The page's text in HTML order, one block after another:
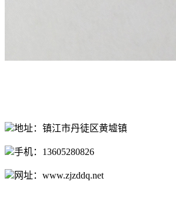
地址：镇江市丹徒区黄墟镇
手机：13605280826
网址：www.zjzddq.net